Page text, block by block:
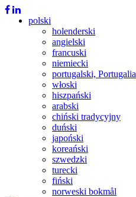
polski
holenderski
angielski
francuski
niemiecki
portugalski, Portugalia
włoski
hiszpański
arabski
chiński tradycyjny
duński
japoński
koreański
szwedzki
turecki
fiński
norweski bokmål